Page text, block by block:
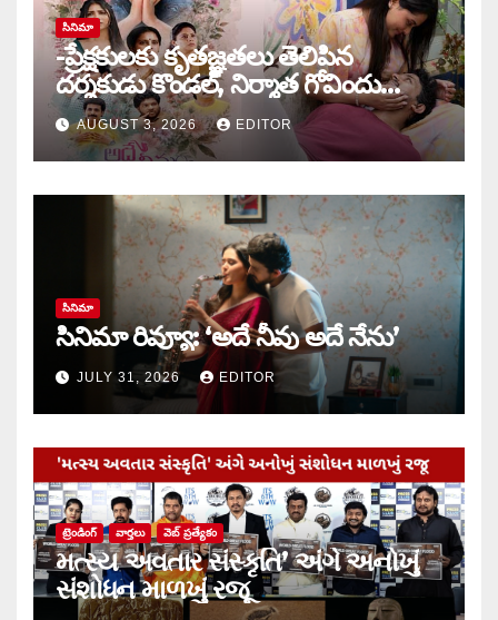
సినిమా
-ప్రేక్షకులకు కృతజ్ఞతలు తెలిపిన
దర్శకుడు కొండల్, నిర్మాత గోవిందు
కాండ్రేగుల
AUGUST 3, 2026 EDITOR
సినిమా
సినిమా రివ్యూ: ‘అదే నీవు అదే నేను’
JULY 31, 2026 EDITOR
ట్రెండింగ్ వార్త‌లు వెబ్ ప్రత్యేకం
મત્સ્ય અવતાર સંસ્કૃતિ’ અંગે અનોખું
સંશોધન માળખું રજૂ